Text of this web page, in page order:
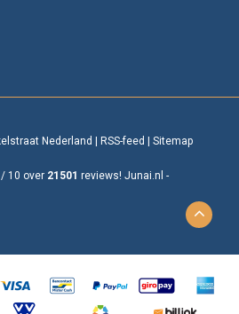
Nederland RSS-feed Sitemap
/ 10 over 21501 reviews! Junai.nl -